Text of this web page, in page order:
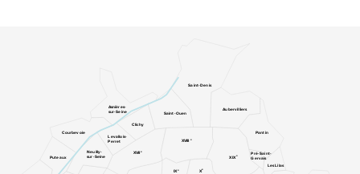
IXe Xe
XVIIe
XVIII e
XIX e
Asnières-
sur-Seine
Aubervilliers
Clichy
Courbevoie
Les Lilas
Levallois-
Perret
Neuilly-
sur-Seine
Pantin
Pré-Saint-
Gervais
Puteaux
Saint-Denis
Saint-Ouen